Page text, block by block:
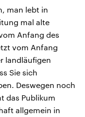
man lebt in
mal alte
Anfang des
vom Anfang
landläufigen
Sie sich
Deswegen noch
das Publikum
allgemein in